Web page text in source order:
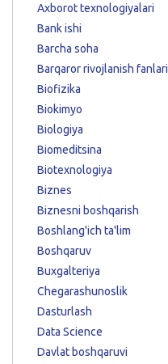
Axborot texnologiyalari
Bank ishi
Barcha soha
Barqaror rivojlanish fanlari
Biofizika
Biokimyo
Biologiya
Biomeditsina
Biotexnologiya
Biznes
Biznesni boshqarish
Boshlang'ich ta'lim
Boshqaruv
Buxgalteriya
Chegarashunoslik
Dasturlash
Data Science
Davlat boshqaruvi